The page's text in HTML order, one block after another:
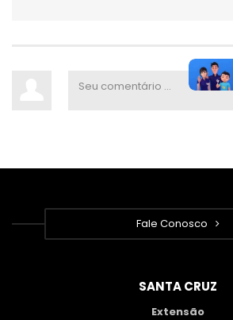
Fale Conosco
SANTA CRUZ
Extensão